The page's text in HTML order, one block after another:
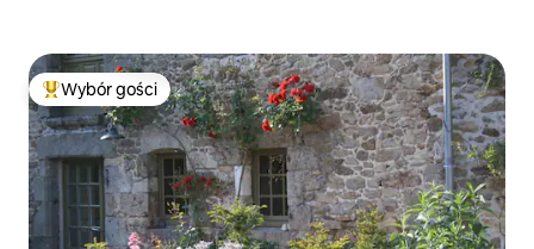
Najpopularniejsze z kategorii Wybór gości
Wybór gości